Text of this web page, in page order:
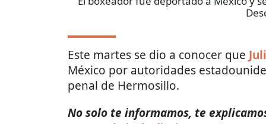
Este martes se dio a conocer que
México por autoridades
penal de Hermosillo.
No solo te informamos, te